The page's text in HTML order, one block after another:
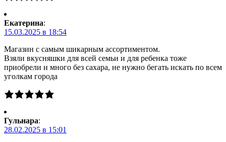
Екатерина:
15.03.2025 в 18:54
Магазин с самым шикарным ассортиментом.
Взяли вкусняшки для всей семьи и для ребенка тоже
приобрели и много без сахара, не нужно бегать искать по всем
уголкам города
Гульнара:
28.02.2025 в 15:01